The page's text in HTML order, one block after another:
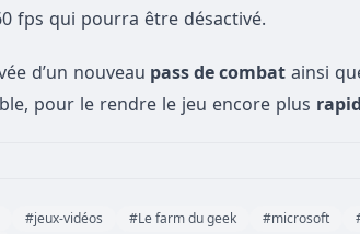
fps qui pourra être désactivé.
d’un nouveau pass de combat ainsi
pour le rendre le jeu encore plus
#jeux-vidéos #Le farm du geek #microsoft